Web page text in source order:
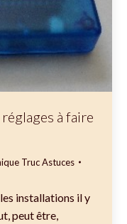
à faire
Truc Astuces
installations il y
peut être,